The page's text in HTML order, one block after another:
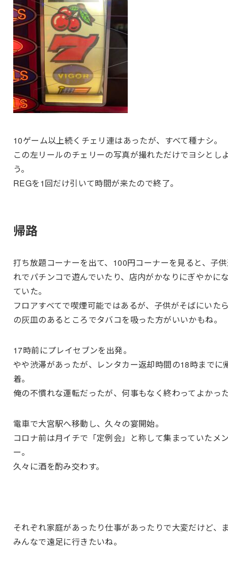
10ゲーム以上続くチェリ連はあったが、すべて種ナシ。
この左リールのチェリーの写真が撮れただけでヨシとし
う。
REGを1回だけ引いて時間が来たので終了。
帰路
打ち放題コーナーを出て、100円コーナーを見ると、子
れでパチンコで遊んでいたり、店内がかなりにぎやかに
ていた。
フロアすべてで喫煙可能ではあるが、子供がそばにいた
の灰皿のあるところでタバコを吸った方がいいかもね。
17時前にプレイセブンを出発。
やや渋滞があったが、レンタカー返却時間の18時までに
着。
俺の不慣れな運転だったが、何事もなく終わってよかっ
電車で大宮駅へ移動し、久々の宴開始。
コロナ前は月イチで「定例会」と称して集まっていたメ
ー。
久々に酒を酌み交わす。
それぞれ家庭があったり仕事があったりで大変だけど、
みんなで遠足に行きたいね。